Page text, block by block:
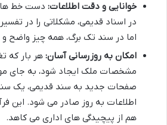
خوانایی و دقت اطلاعات: دست خط های
در اسناد قدیمی، مشکلاتی را در
اما در سند تک برگ، همه چیز واضح
امکان به روزرسانی آسان: هر بار که
مشخصات ملک ایجاد شود، به جای
صفحات جدید به سند قدیمی، یک
اطلاعات به روز صادر می شود. این
هم از پیچیدگی های اداری می کاهد.